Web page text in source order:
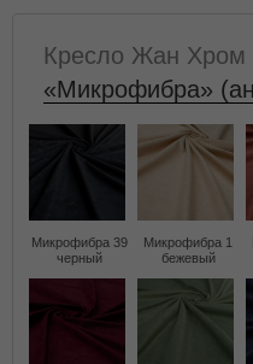
Кресло Жан Хром
«Микрофибра»
Микрофибра 39
черный
Микрофибра 1
бежевый